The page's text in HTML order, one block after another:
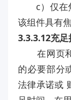
c）仅在
该组件具有
3.3.3.12充足
在网页和
的必要部分
法律承诺或